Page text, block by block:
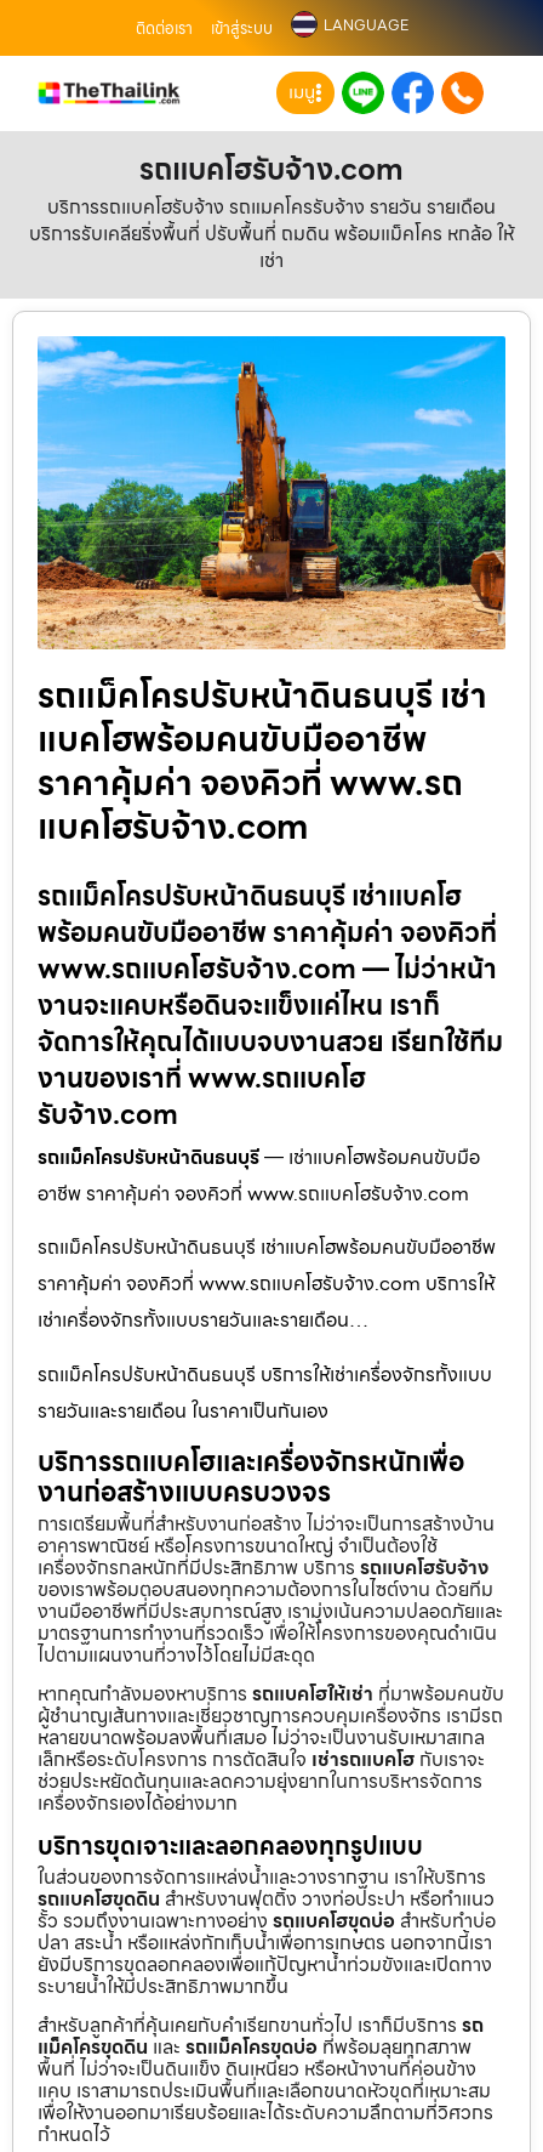
ติดต่อเรา เข้าสู่ระบบ LANGUAGE
เมนู
รถแบคโฮรับจ้าง.com
บริการรถแบคโฮรับจ้าง รถแมคโครรับจ้าง รายวัน รายเดือน
บริการรับเคลียริ่งพื้นที่ ปรับพื้นที่ ถมดิน พร้อมแม็คโคร หกล้อ ให้
เช่า
รถแม็คโครปรับหน้าดินธนบุรี เช่า
แบคโฮพร้อมคนขับมืออาชีพ
ราคาคุ้มค่า จองคิวที่ www.รถ
แบคโฮรับจ้าง.com
รถแม็คโครปรับหน้าดินธนบุรี เช่าแบคโฮ
พร้อมคนขับมืออาชีพ ราคาคุ้มค่า จองคิวที่
www.รถแบคโฮรับจ้าง.com — ไม่ว่าหน้า
งานจะแคบหรือดินจะแข็งแค่ไหน เราก็
จัดการให้คุณได้แบบจบงานสวย เรียกใช้ทีม
งานของเราที่ www.รถแบคโฮ
รับจ้าง.com
รถแม็คโครปรับหน้าดินธนบุรี— เช่าแบคโฮพร้อมคนขับมือ
อาชีพ ราคาคุ้มค่า จองคิวที่ www.รถแบคโฮรับจ้าง.com
รถแม็คโครปรับหน้าดินธนบุรี เช่าแบคโฮพร้อมคนขับมืออาชีพ
ราคาคุ้มค่า จองคิวที่ www.รถแบคโฮรับจ้าง.com บริการให้
เช่าเครื่องจักรทั้งแบบรายวันและรายเดือน…
รถแม็คโครปรับหน้าดินธนบุรี บริการให้เช่าเครื่องจักรทั้งแบบ
รายวันและรายเดือน ในราคาเป็นกันเอง
บริการรถแบคโฮและเครื่องจักรหนักเพื่อ
งานก่อสร้างแบบครบวงจร
การเตรียมพื้นที่สำหรับงานก่อสร้าง ไม่ว่าจะเป็นการสร้างบ้าน
อาคารพาณิชย์ หรือโครงการขนาดใหญ่ จำเป็นต้องใช้
เครื่องจักรกลหนักที่มีประสิทธิภาพ บริการ รถแบคโฮรับจ้าง
ของเราพร้อมตอบสนองทุกความต้องการในไซต์งาน ด้วยทีม
งานมืออาชีพที่มีประสบการณ์สูง เรามุ่งเน้นความปลอดภัยและ
มาตรฐานการทำงานที่รวดเร็ว เพื่อให้โครงการของคุณดำเนิน
ไปตามแผนงานที่วางไว้โดยไม่มีสะดุด
หากคุณกำลังมองหาบริการ รถแบคโฮให้เช่า ที่มาพร้อมคนขับ
ผู้ชำนาญเส้นทางและเชี่ยวชาญการควบคุมเครื่องจักร เรามีรถ
หลายขนาดพร้อมลงพื้นที่เสมอ ไม่ว่าจะเป็นงานรับเหมาสเกล
เล็กหรือระดับโครงการ การตัดสินใจ เช่ารถแบคโฮ กับเราจะ
ช่วยประหยัดต้นทุนและลดความยุ่งยากในการบริหารจัดการ
เครื่องจักรเองได้อย่างมาก
บริการขุดเจาะและลอกคลองทุกรูปแบบ
ในส่วนของการจัดการแหล่งน้ำและวางรากฐาน เราให้บริการ
รถแบคโฮขุดดิน สำหรับงานฟุตติ้ง วางท่อประปา หรือทำแนว
รั้ว รวมถึงงานเฉพาะทางอย่าง รถแบคโฮขุดบ่อ สำหรับทำบ่อ
ปลา สระน้ำ หรือแหล่งกักเก็บน้ำเพื่อการเกษตร นอกจากนี้เรา
ยังมีบริการขุดลอกคลองเพื่อแก้ปัญหาน้ำท่วมขังและเปิดทาง
ระบายน้ำให้มีประสิทธิภาพมากขึ้น
สำหรับลูกค้าที่คุ้นเคยกับคำเรียกขานทั่วไป เราก็มีบริการ รถ
แม็คโครขุดดิน และ รถแม็คโครขุดบ่อ ที่พร้อมลุยทุกสภาพ
พื้นที่ ไม่ว่าจะเป็นดินแข็ง ดินเหนียว หรือหน้างานที่ค่อนข้าง
แคบ เราสามารถประเมินพื้นที่และเลือกขนาดหัวขุดที่เหมาะสม
เพื่อให้งานออกมาเรียบร้อยและได้ระดับความลึกตามที่วิศวกร
กำหนดไว้